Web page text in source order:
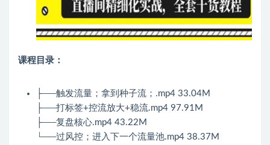
课程目录：
├──触发流量；拿到种子流；.mp4 33.04M
├──打标签+控流放大+稳流.mp4 97.91M
├──复盘核心.mp4 43.22M
└──过风控；进入下一个流量池.mp4 38.37M